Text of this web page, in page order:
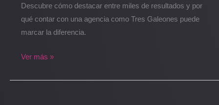
Descubre cómo destacar entre miles de resultados y por
qué contar con una agencia como Tres Galeones puede
marcar la diferencia.
Ver más »